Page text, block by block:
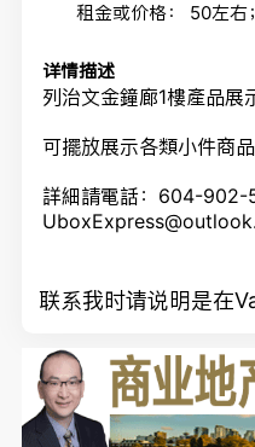
租金或价格：
50左右；
详情描述
列治文金鐘廊1樓產品展
可擺放展示各類小件商品
詳細請電話：604-902-
联系我时请说明是在